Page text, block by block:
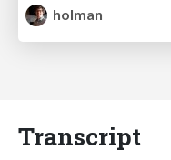
holman
Transcript